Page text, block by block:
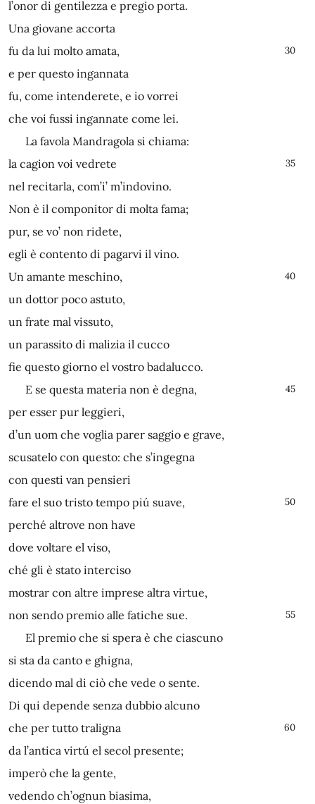
l’onor di gentilezza e pregio porta.
Una giovane accorta
fu da lui molto amata,
30
e per questo ingannata
fu, come intenderete, e io vorrei
che voi fussi ingannate come lei.
La favola Mandragola si chiama:
la cagion voi vedrete
35
nel recitarla, com’i’ m’indovino.
Non è il componitor di molta fama;
pur, se vo’ non ridete,
egli è contento di pagarvi il vino.
Un amante meschino,
40
un dottor poco astuto,
un frate mal vissuto,
un parassito di malizia il cucco
fie questo giorno el vostro badalucco.
E se questa materia non è degna,
45
per esser pur leggieri,
d’un uom che voglia parer saggio e grave,
scusatelo con questo: che s’ingegna
con questi van pensieri
fare el suo tristo tempo piú suave,
50
perché altrove non have
dove voltare el viso,
ché gli è stato interciso
mostrar con altre imprese altra virtue,
non sendo premio alle fatiche sue.
55
El premio che si spera è che ciascuno
si sta da canto e ghigna,
dicendo mal di ciò che vede o sente.
Di qui depende senza dubbio alcuno
che per tutto traligna
60
da l’antica virtú el secol presente;
imperò che la gente,
vedendo ch’ognun biasima,